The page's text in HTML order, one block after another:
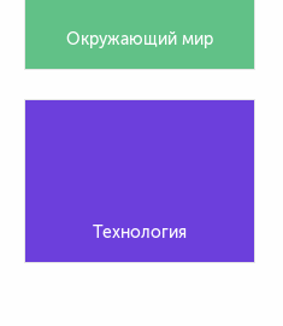
Окружающий мир
Технология